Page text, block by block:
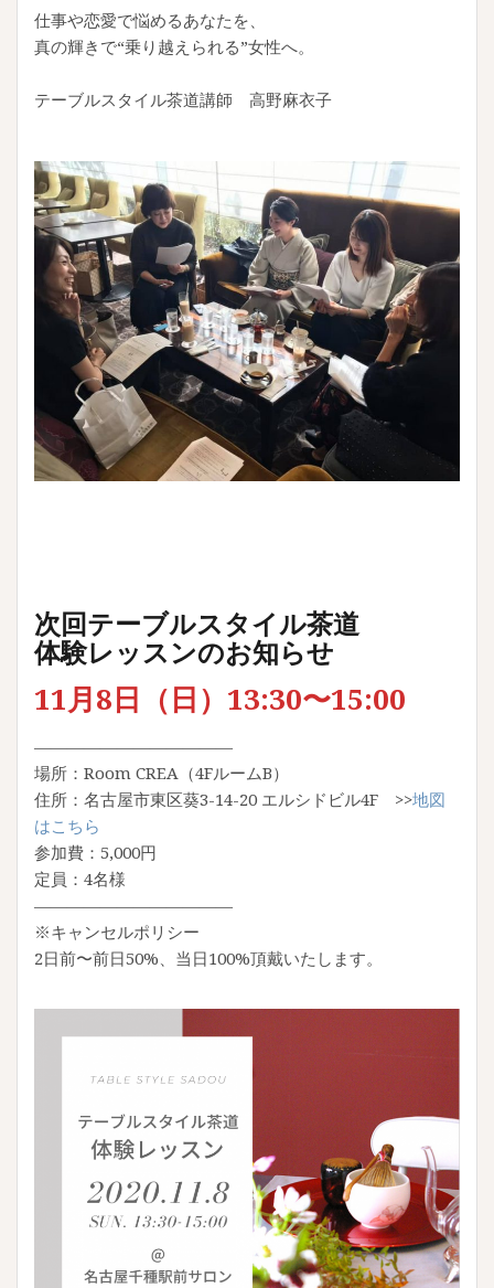
仕事や恋愛で悩めるあなたを、
真の輝きで“乗り越えられる”女性へ。
テーブルスタイル茶道講師 高野麻衣子
次回テーブルスタイル茶道
体験レッスンのお知らせ
11月8日（日）13:30〜15:00
————————————
場所：Room CREA（4FルームB）
住所：名古屋市東区葵3-14-20 エルシドビル4F >>地図
はこちら
参加費：5,000円
定員：4名様
————————————
※キャンセルポリシー
2日前〜前日50%、当日100%頂戴いたします。